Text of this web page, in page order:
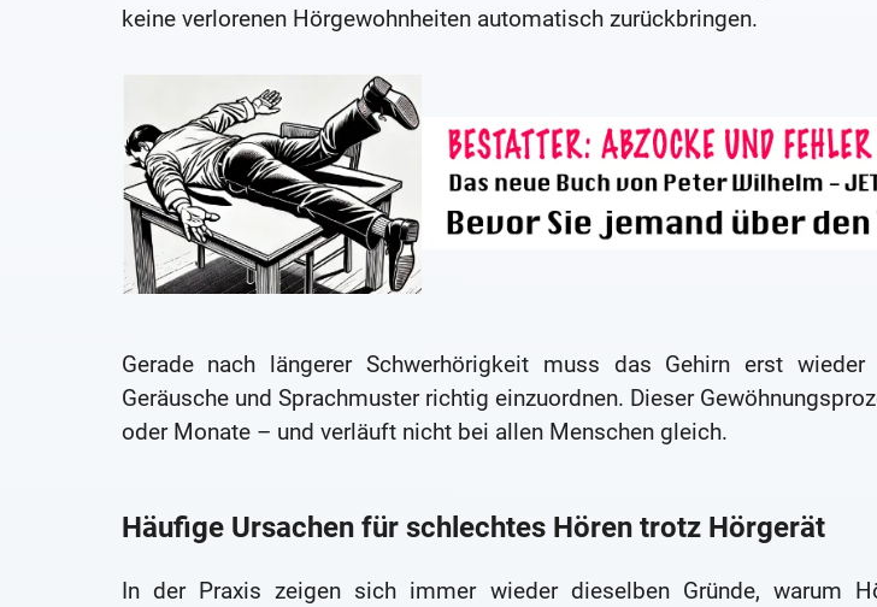
keine verlorenen Hörgewohnheiten automatisch zurückbringen.
Gerade nach längerer Schwerhörigkeit muss das Gehirn erst wieder
Geräusche und Sprachmuster richtig einzuordnen. Dieser
oder Monate – und verläuft nicht bei allen Menschen gleich.
Häufige Ursachen für schlechtes Hören trotz Hörgerät
In der Praxis zeigen sich immer wieder dieselben Gründe, warum